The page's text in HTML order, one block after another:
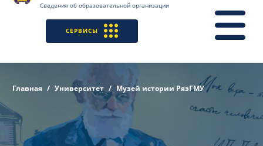
Сведения об образовательной организации
СЕРВИСЫ
Главная Университет Музей истории РязГМУ